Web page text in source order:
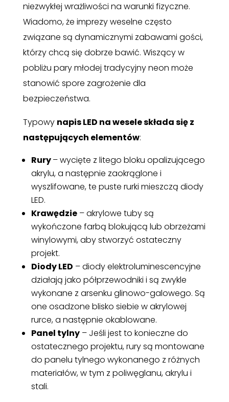
niezwykłej wrażliwości na warunki fizyczne.
Wiadomo, że imprezy weselne często
związane są dynamicznymi zabawami gości,
którzy chcą się dobrze bawić. Wiszący w
pobliżu pary młodej tradycyjny neon może
stanowić spore zagrożenie dla
bezpieczeństwa.
Typowy napis LED na wesele składa się z
następujących elementów:
Rury– wycięte z litego bloku opalizującego
akrylu, a następnie zaokrąglone i
wyszlifowane, te puste rurki mieszczą diody
LED.
Krawędzie– akrylowe tuby są
wykończone farbą blokującą lub obrzeżami
winylowymi, aby stworzyć ostateczny
projekt.
Diody LED – diody elektroluminescencyjne
działają jako półprzewodniki i są zwykle
wykonane z arsenku glinowo-galowego. Są
one osadzone blisko siebie w akrylowej
rurce, a następnie okablowane.
Panel tylny– Jeśli jest to konieczne do
ostatecznego projektu, rury są montowane
do panelu tylnego wykonanego z różnych
materiałów, w tym z poliwęglanu, akrylu i
stali.